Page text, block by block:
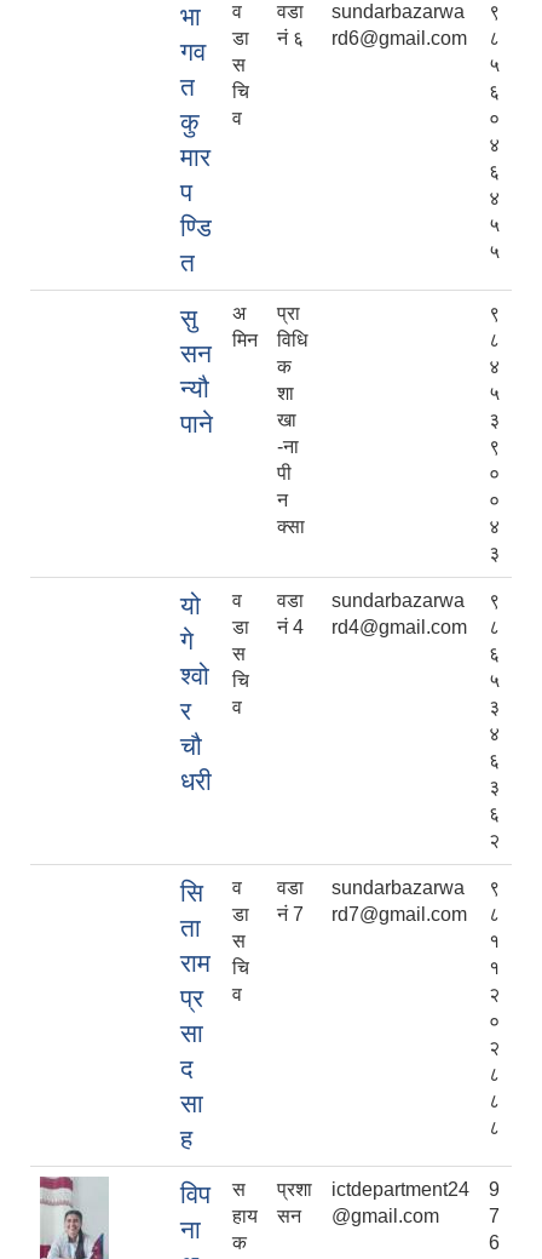
भा
गव
त
कु
मार
प
ण्डि
त
व
डा
स
चि
व
वडा
नं ६
sundarbazarwa
rd6@gmail.com
९
८
५
६
०
४
६
४
५
५
सु
सन
न्यौ
पाने
अ
मिन
प्रा
विधि
क
शा
खा
-ना
पी
न
क्सा
९
८
४
५
३
९
०
०
४
३
यो
गे
श्वो
र
चौ
धरी
व
डा
स
चि
व
वडा
नं 4
sundarbazarwa
rd4@gmail.com
९
८
६
५
३
४
६
३
६
२
सि
ता
राम
प्र
सा
द
सा
ह
व
डा
स
चि
व
वडा
नं 7
sundarbazarwa
rd7@gmail.com
९
८
१
१
२
०
२
८
८
८
विप
ना
स
हाय
क
प्रशा
सन
ictdepartment24
@gmail.com
9
7
6